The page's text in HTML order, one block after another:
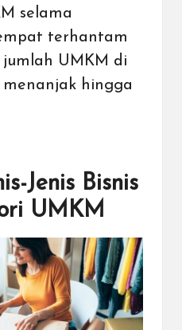
selama
terhantam
UMKM di
menanjak hingga
Jenis Bisnis
UMKM